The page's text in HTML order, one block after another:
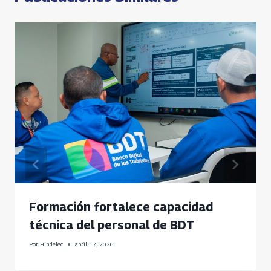
Formación fortalece capacidad
técnica del personal de BDT
Por Fundelec abril 17, 2026